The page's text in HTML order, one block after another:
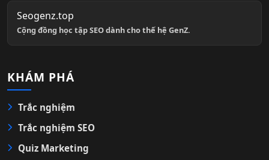
Seogenz.top
Cộng đồng học tập SEO dành cho thế hệ GenZ.
KHÁM PHÁ
Trắc nghiệm
Trắc nghiệm SEO
Quiz Marketing